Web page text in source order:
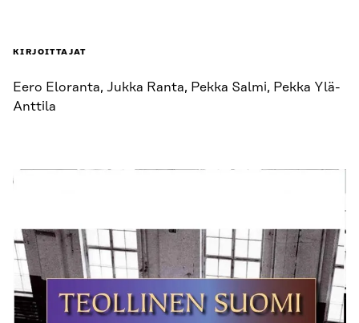
KIRJOITTAJAT
Eero Eloranta, Jukka Ranta, Pekka Salmi, Pekka Ylä-
Anttila